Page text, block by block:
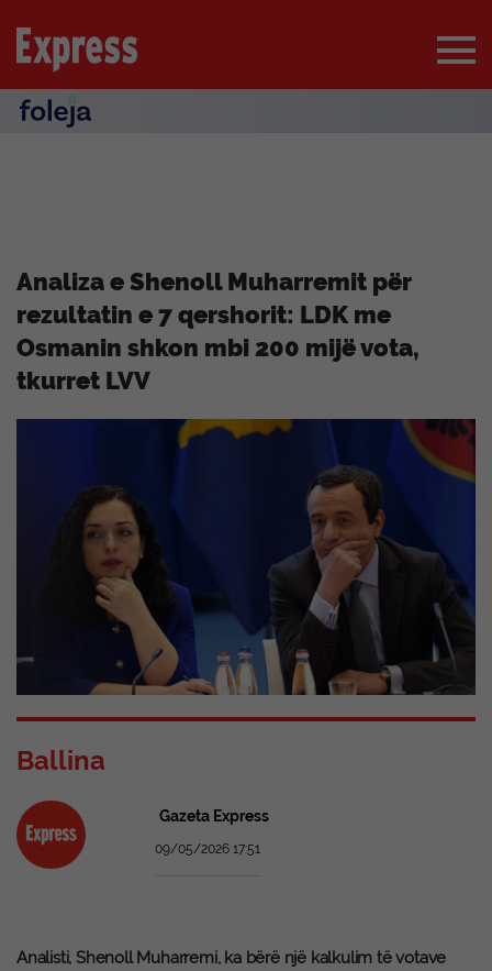
Analiza e Shenoll Muharremit për
rezultatin e 7 qershorit: LDK me
Osmanin shkon mbi 200 mijë vota,
tkurret LVV
Ballina
Gazeta Express
09/05/2026 17:51
Analisti, Shenoll Muharremi, ka bërë një kalkulim të votave